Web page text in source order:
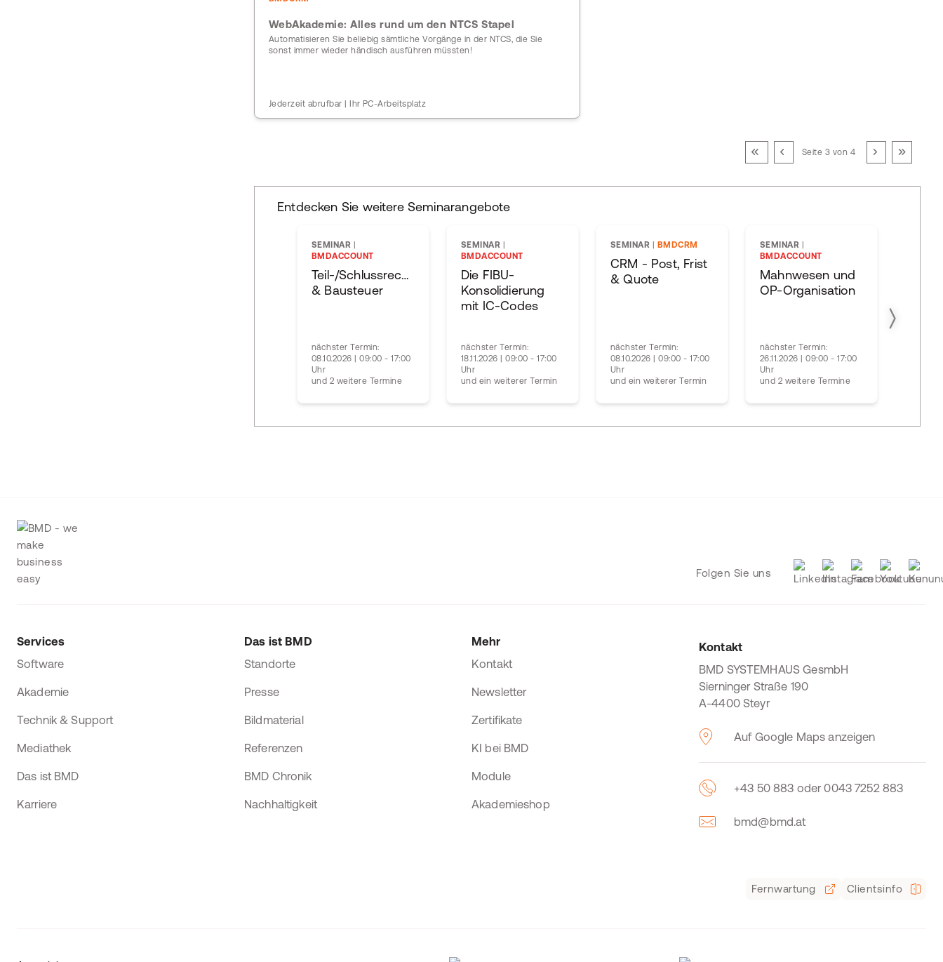
WebAkademie: Alles rund um den NTCS Stapel
Automatisieren Sie beliebig sämtliche Vorgänge in der NTCS, die Sie
sonst immer wieder händisch ausführen müssten!
Jederzeit abrufbar | Ihr PC-Arbeitsplatz
Seite 3 von 4
Entdecken Sie weitere Seminarangebote
SEMINAR
BMDACCOUNT
Teil-/Schlussrechnungen
& Bausteuer
nächster Termin:
08.10.2026 | 09:00 - 17:00
Uhr
und 2 weitere Termine
SEMINAR
BMDACCOUNT
Die FIBU-
Konsolidierung
mit IC-Codes
nächster Termin:
18.11.2026 | 09:00 - 17:00
Uhr
und ein weiterer Termin
SEMINAR BMDCRM
CRM - Post, Frist
& Quote
nächster Termin:
08.10.2026 | 09:00 - 17:00
Uhr
und ein weiterer Termin
SEMINAR
BMDACCOUNT
Mahnwesen und
OP-Organisation
nächster Termin:
26.11.2026 | 09:00 - 17:00
Uhr
und 2 weitere Termine
Folgen Sie uns
Services
Software
Akademie
Technik & Support
Mediathek
Das ist BMD
Karriere
Das ist BMD
Standorte
Presse
Bildmaterial
Referenzen
BMD Chronik
Nachhaltigkeit
Mehr
Kontakt
Newsletter
Zertifikate
KI bei BMD
Module
Akademieshop
Kontakt
BMD SYSTEMHAUS GesmbH
Sierninger Straße 190
A-4400 Steyr
Auf Google Maps anzeigen
+43 50 883 oder 0043 7252 883
bmd@bmd.at
Fernwartung Clientsinfo